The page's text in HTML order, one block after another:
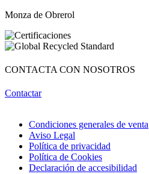
Monza de Obrerol
CONTACTA CON NOSOTROS
Contactar
Condiciones generales de venta
Aviso Legal
Política de privacidad
Política de Cookies
Declaración de accesibilidad